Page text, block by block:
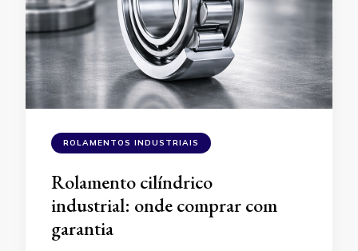
ROLAMENTOS INDUSTRIAIS
Rolamento cilíndrico
industrial: onde comprar com
garantia